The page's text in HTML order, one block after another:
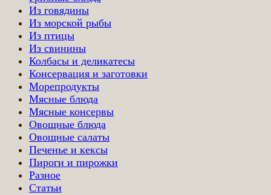
Из говядины
Из морской рыбы
Из птицы
Из свинины
Колбасы и деликатесы
Консервация и заготовки
Морепродукты
Мясные блюда
Мясные консервы
Овощные блюда
Овощные салаты
Печенье и кексы
Пироги и пирожки
Разное
Статьи